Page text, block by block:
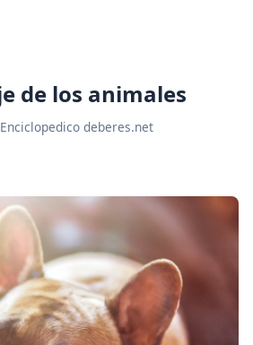
de los animales
deberes.net